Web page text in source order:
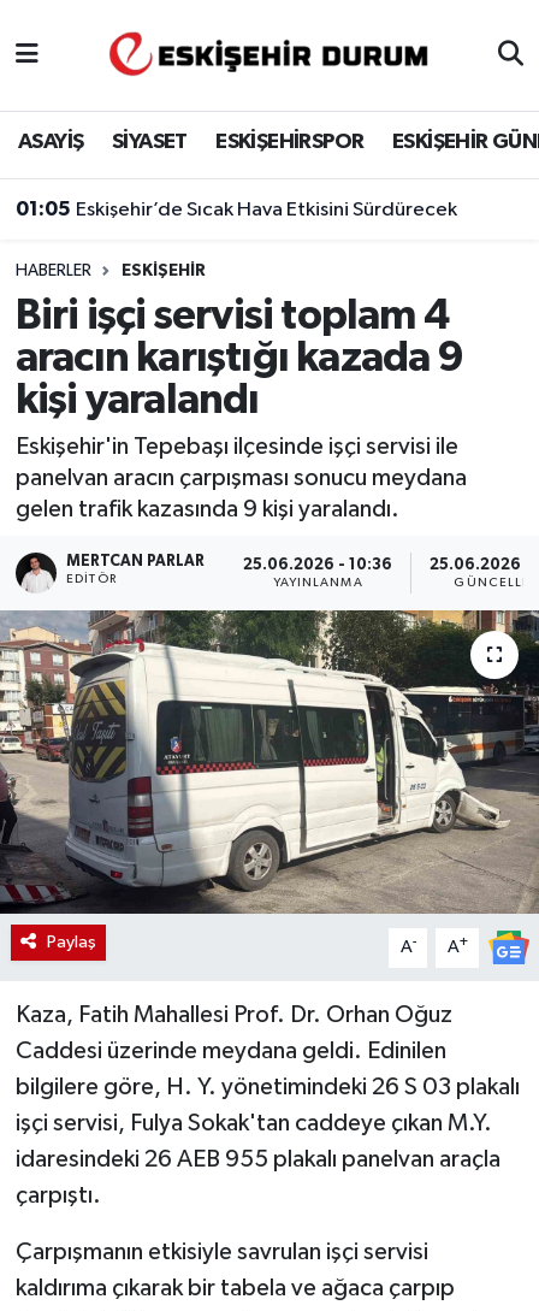
ASAYİŞ SİYASET ESKİŞEHİRSPOR ESKİŞEHİR
01:05 Eskişehir’de Sıcak Hava Etkisini Sürdürecek
HABERLER ESKIŞEHIR
Biri işçi servisi toplam 4
aracın karıştığı kazada 9
kişi yaralandı
Eskişehir'in Tepebaşı ilçesinde işçi servisi ile
panelvan aracın çarpışması sonucu meydana
gelen trafik kazasında 9 kişi yaralandı.
MERTCAN PARLAR
EDITÖR
25.06.2026 - 10:36
YAYINLANMA
25.06.2026 -
Paylaş A- A+
Kaza, Fatih Mahallesi Prof. Dr. Orhan Oğuz
Caddesi üzerinde meydana geldi. Edinilen
bilgilere göre, H. Y. yönetimindeki 26 S 03 plakalı
işçi servisi, Fulya Sokak'tan caddeye çıkan M.Y.
idaresindeki 26 AEB 955 plakalı panelvan araçla
çarpıştı.
Çarpışmanın etkisiyle savrulan işçi servisi
kaldırıma çıkarak bir tabela ve ağaca çarpıp
Eskişehir Hava Durumu
Eskişehir Namaz Vakitleri
Eskişehir Trafik Yoğunluk Haritası
Süper Lig Puan Durumu ve Fikstür
Tüm Manşetler
Son Dakika Haberleri
Haber Arşivi